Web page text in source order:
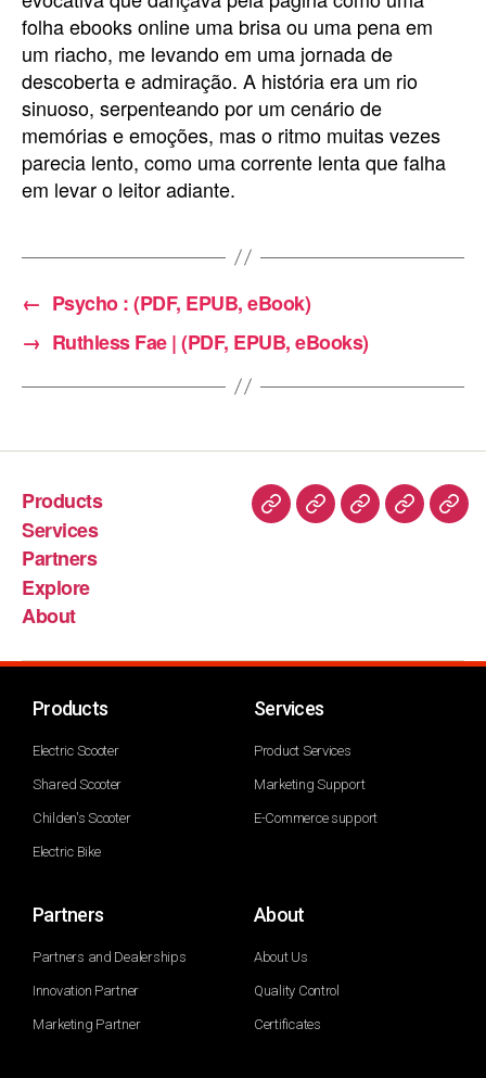
folha ebooks online uma brisa ou uma pena em
um riacho, me levando em uma jornada de
descoberta e admiração. A história era um rio
sinuoso, serpenteando por um cenário de
memórias e emoções, mas o ritmo muitas vezes
parecia lento, como uma corrente lenta que falha
em levar o leitor adiante.
← Psycho : (PDF, EPUB, eBook)
→ Ruthless Fae | (PDF, EPUB, eBooks)
Products
Services
Partners
Explore
About
Products
Electric Scooter
Shared Scooter
Childen's Scooter
Electric Bike
Services
Product Services
Marketing Support
E-Commerce support
Partners
Partners and Dealerships
Innovation Partner
Marketing Partner
About
About Us
Quality Control
Certificates